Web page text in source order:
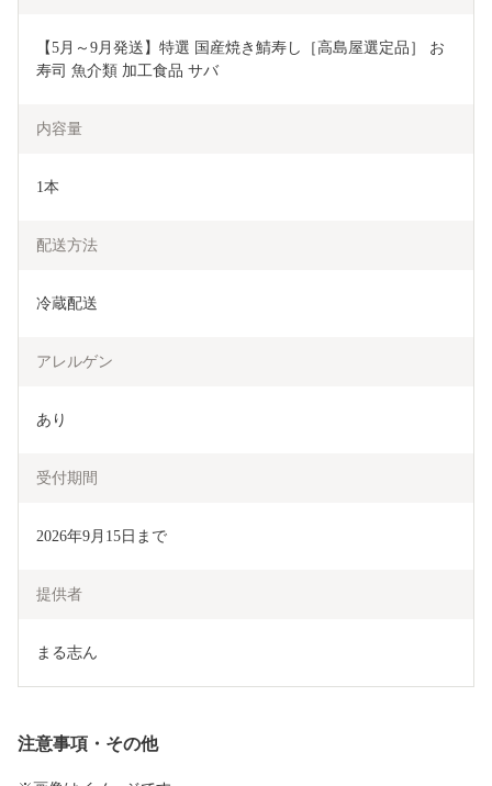
【5月～9月発送】特選 国産焼き鯖寿し［高島屋選定品］ お
寿司 魚介類 加工食品 サバ
内容量
1本
配送方法
冷蔵配送
アレルゲン
あり
受付期間
2026年9月15日まで
提供者
まる志ん
注意事項・その他